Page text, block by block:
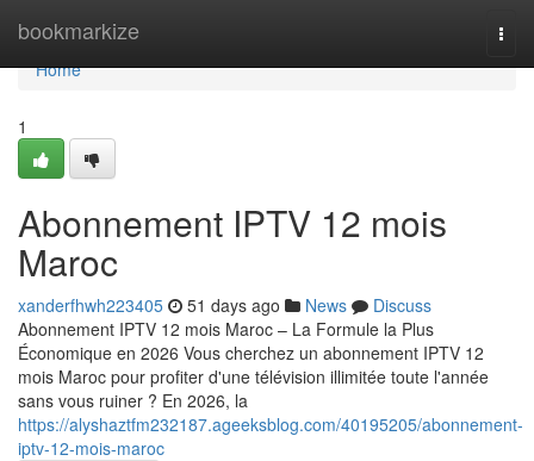
bookmarkize
Home
Home
1
Abonnement IPTV 12 mois
Maroc
xanderfhwh223405 51 days ago News
Discuss
Abonnement IPTV 12 mois Maroc – La Formule la Plus
Économique en 2026 Vous cherchez un abonnement IPTV 12
mois Maroc pour profiter d'une télévision illimitée toute l'année
sans vous ruiner ? En 2026, la
https://alyshaztfm232187.ageeksblog.com/40195205/abonnement-
iptv-12-mois-maroc